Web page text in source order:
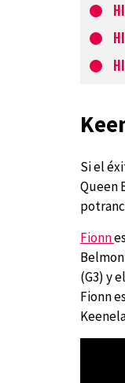
Si el
Queen
Fionn
(G3) y
Fionn